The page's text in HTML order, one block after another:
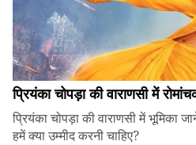
प्रियंका चोपड़ा की वाराणसी में
प्रियंका चोपड़ा की वाराणसी में भूमिका
हमें क्या उम्मीद करनी चाहिए?